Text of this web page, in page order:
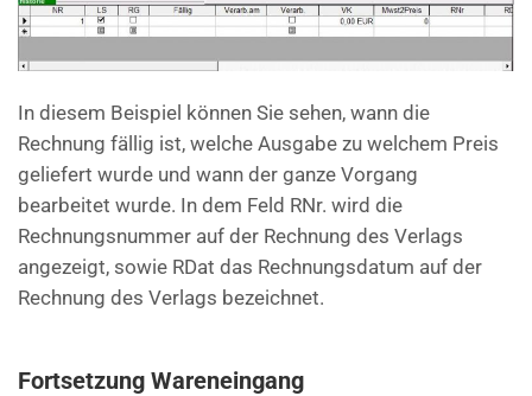
In diesem Beispiel können Sie sehen, wann die
Rechnung fällig ist, welche Ausgabe zu welchem Preis
geliefert wurde und wann der ganze Vorgang
bearbeitet wurde. In dem Feld RNr. wird die
Rechnungsnummer auf der Rechnung des Verlags
angezeigt, sowie RDat das Rechnungsdatum auf der
Rechnung des Verlags bezeichnet.
Fortsetzung Wareneingang